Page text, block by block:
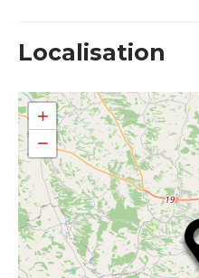
Localisation
+
−